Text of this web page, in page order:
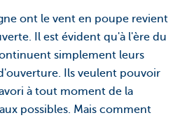
ont le vent en poupe revient
Il est évident qu'à l'ère du
simplement leurs
Ils veulent pouvoir
à tout moment de la
possibles. Mais comment